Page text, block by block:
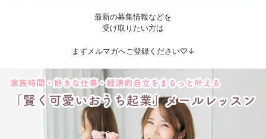
最新の募集情報などを
受け取りたい方は
まずメルマガへご登録ください♡↓